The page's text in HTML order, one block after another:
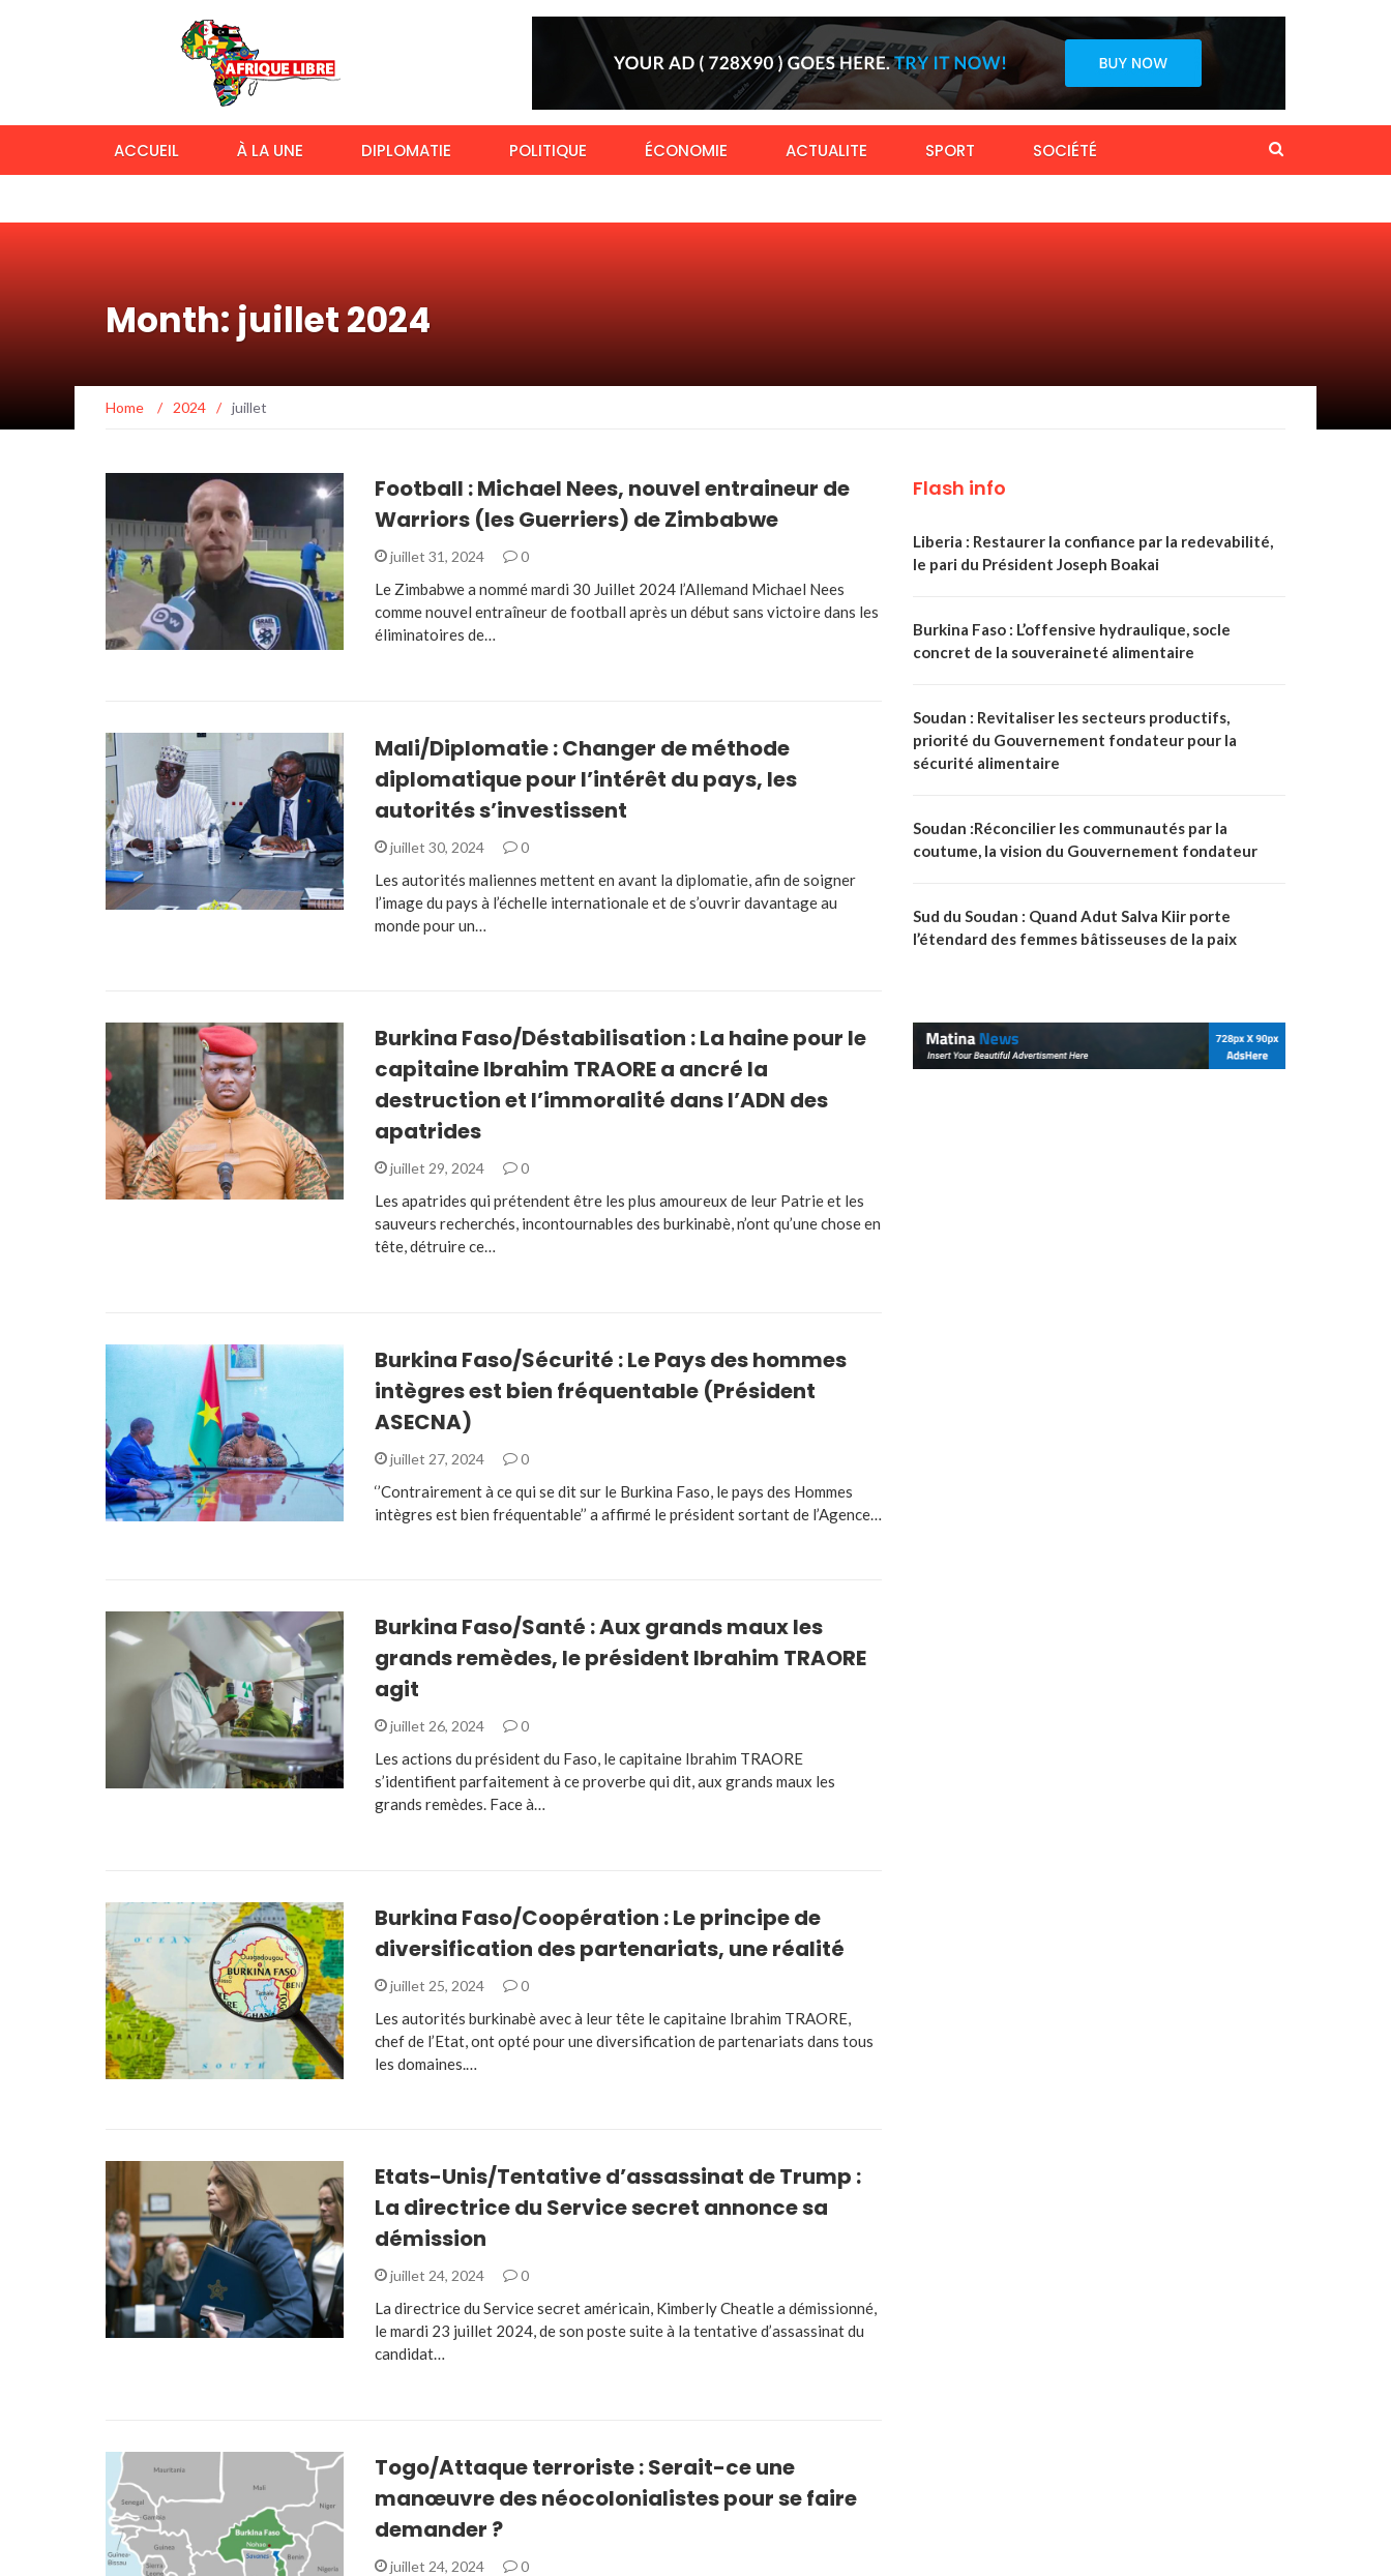
ACCUEIL À LA UNE DIPLOMATIE POLITIQUE ÉCONOMIE ACTUALITE SPORT SOCIÉTÉ
Month: juillet 2024
Home / 2024 / juillet
Football : Michael Nees, nouvel entraineur de
Warriors (les Guerriers) de Zimbabwe
juillet 31, 2024 0
Le Zimbabwe a nommé mardi 30 Juillet 2024 l’Allemand Michael Nees
comme nouvel entraîneur de football après un début sans victoire dans les
éliminatoires de…
Mali/Diplomatie : Changer de méthode
diplomatique pour l’intérêt du pays, les
autorités s’investissent
juillet 30, 2024 0
Les autorités maliennes mettent en avant la diplomatie, afin de soigner
l’image du pays à l’échelle internationale et de s’ouvrir davantage au
monde pour un…
Burkina Faso/Déstabilisation : La haine pour le
capitaine Ibrahim TRAORE a ancré la
destruction et l’immoralité dans l’ADN des
apatrides
juillet 29, 2024 0
Les apatrides qui prétendent être les plus amoureux de leur Patrie et les
sauveurs recherchés, incontournables des burkinabè, n’ont qu’une chose en
tête, détruire ce…
Burkina Faso/Sécurité : Le Pays des hommes
intègres est bien fréquentable (Président
ASECNA)
juillet 27, 2024 0
‘’Contrairement à ce qui se dit sur le Burkina Faso, le pays des Hommes
intègres est bien fréquentable’’ a affirmé le président sortant de l’Agence…
Burkina Faso/Santé : Aux grands maux les
grands remèdes, le président Ibrahim TRAORE
agit
juillet 26, 2024 0
Les actions du président du Faso, le capitaine Ibrahim TRAORE
s’identifient parfaitement à ce proverbe qui dit, aux grands maux les
grands remèdes. Face à…
Burkina Faso/Coopération : Le principe de
diversification des partenariats, une réalité
juillet 25, 2024 0
Les autorités burkinabè avec à leur tête le capitaine Ibrahim TRAORE,
chef de l’Etat, ont opté pour une diversification de partenariats dans tous
les domaines.…
Etats-Unis/Tentative d’assassinat de Trump :
La directrice du Service secret annonce sa
démission
juillet 24, 2024 0
La directrice du Service secret américain, Kimberly Cheatle a démissionné,
le mardi 23 juillet 2024, de son poste suite à la tentative d’assassinat du
candidat…
Togo/Attaque terroriste : Serait-ce une
manœuvre des néocolonialistes pour se faire
demander ?
juillet 24, 2024 0
Flash info
Liberia : Restaurer la confiance par la redevabilité,
le pari du Président Joseph Boakai
Burkina Faso : L’offensive hydraulique, socle
concret de la souveraineté alimentaire
Soudan : Revitaliser les secteurs productifs,
priorité du Gouvernement fondateur pour la
sécurité alimentaire
Soudan :Réconcilier les communautés par la
coutume, la vision du Gouvernement fondateur
Sud du Soudan : Quand Adut Salva Kiir porte
l’étendard des femmes bâtisseuses de la paix